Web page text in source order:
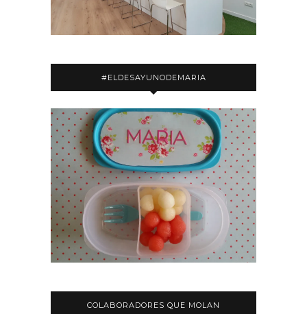
#ELDESAYUNODEMARIA
COLABORADORES QUE MOLAN